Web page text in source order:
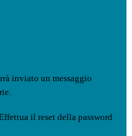
inviato un messaggio
il reset della password